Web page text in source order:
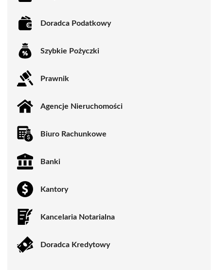
Doradca Podatkowy
Szybkie Pożyczki
Prawnik
Agencje Nieruchomości
Biuro Rachunkowe
Banki
Kantory
Kancelaria Notarialna
Doradca Kredytowy